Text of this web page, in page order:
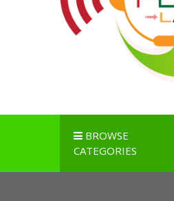
BROWSE
CATEGORIES